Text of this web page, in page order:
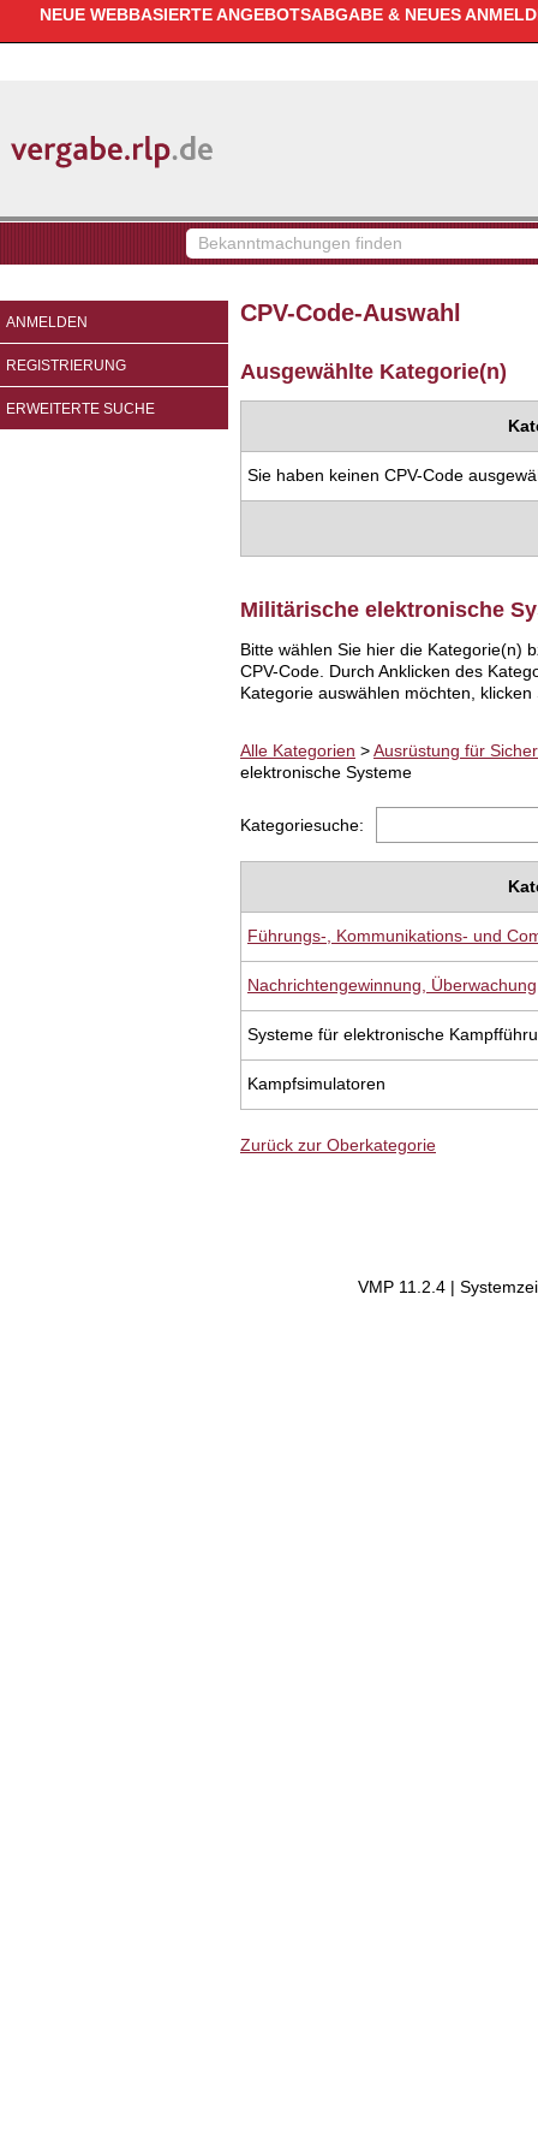
NEUE WEBBASIERTE ANGEBOTSABGABE & NEUES
Bekanntmachungen
finden
ANMELDEN
REGISTRIERUNG
ERWEITERTE SUCHE
CPV-Code-Auswahl
Ausgewählte Kategorie(n)
Sie haben keinen CPV-Code
Militärische elektronische
Bitte wählen Sie hier die Kategorie(n)
CPV-Code. Durch Anklicken des
Kategorie auswählen möchten,
Alle Kategorien >Ausrüstung für
elektronische Systeme
Kategoriesuche:
Führungs-, Kommunikations- und
Nachrichtengewinnung,
Systeme für elektronische
Kampfsimulatoren
Zurück zur Oberkategorie
VMP 11.2.4 |